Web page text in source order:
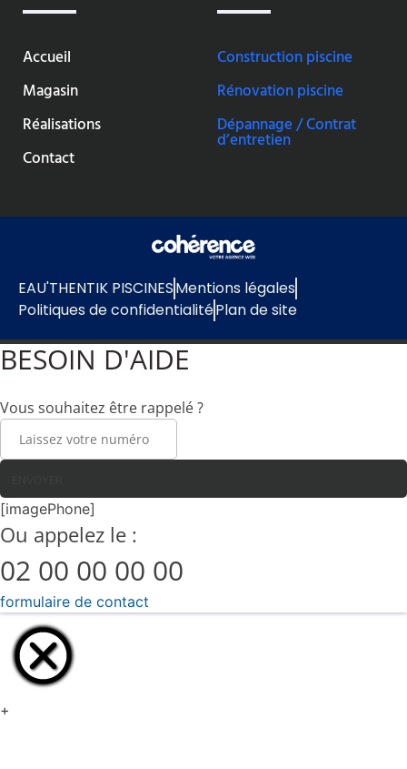
Accueil
Magasin
Réalisations
Contact
Construction piscine
Rénovation piscine
Dépannage / Contrat
d’entretien
EAU'THENTIK PISCINESMentions légales
Politiques de confidentialitéPlan de site
BESOIN D'AIDE
Vous souhaitez être rappelé ?
[imagePhone]
Ou appelez le :
02 00 00 00 00
formulaire de contact
+